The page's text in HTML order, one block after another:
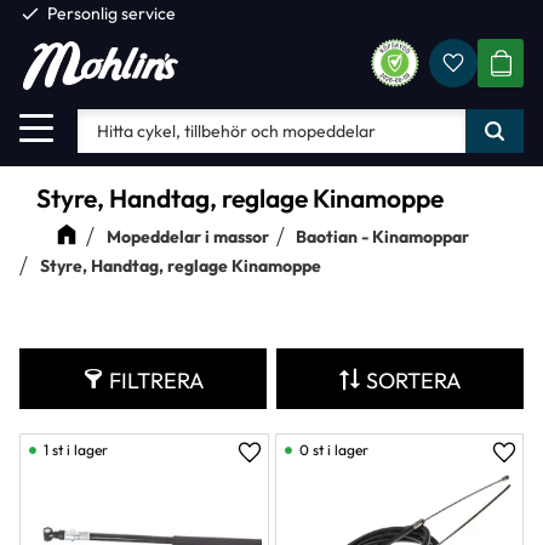
Meny
check Personlig service
Styre, Handtag, reglage Kinamoppe
Mopeddelar i massor
Baotian - Kinamoppar
Styre, Handtag, reglage Kinamoppe
FILTRERA SORTERA
Lägg till i favoriter
1 st i lager 0 st i lager